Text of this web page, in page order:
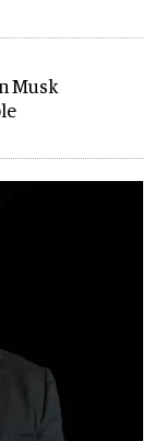
Musk